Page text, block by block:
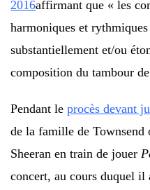
2016affirmant que « les
harmoniques et
substantiellement et/ou
composition du tambour
Pendant le procès devant
de la famille de
Sheeran en train de jouer
concert, au cours duquel il